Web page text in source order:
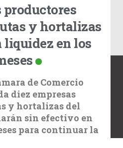
productores
y hortalizas
liquidez en los
de Comercio
diez empresas
y hortalizas del
sin efectivo en
para continuar la